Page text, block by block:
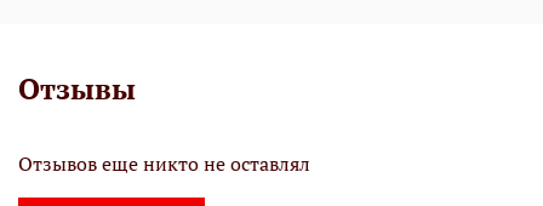
Отзывы
Отзывов еще никто не оставлял